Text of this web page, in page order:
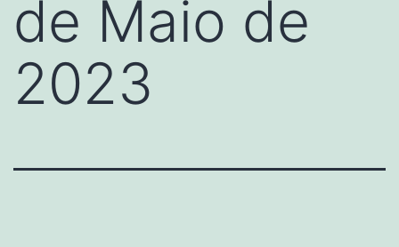
de Maio de
2023